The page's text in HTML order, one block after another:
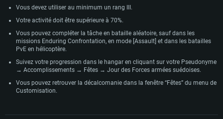
Vous devez utiliser au minimum un rang III.
Votre activité doit être supérieure à 70%.
Vous pouvez compléter la tâche en bataille aléatoire, sauf dans les
missions Enduring Confrontation, en mode [Assault] et dans les batailles
PvE en hélicoptère.
Suivez votre progression dans le hangar en cliquant sur votre Pseudonyme
→ Accomplissements → Fêtes → Jour des Forces armées suédoises.
Vous pouvez retrouver la décalcomanie dans la fenêtre “Fêtes” du menu de
Customisation.